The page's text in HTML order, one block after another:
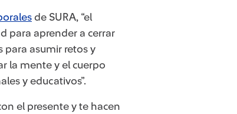
de SURA, “el
para a​prender a cerrar
para asumir retos y
la mente y el cuerpo
y educativos”.
el presente y te hacen